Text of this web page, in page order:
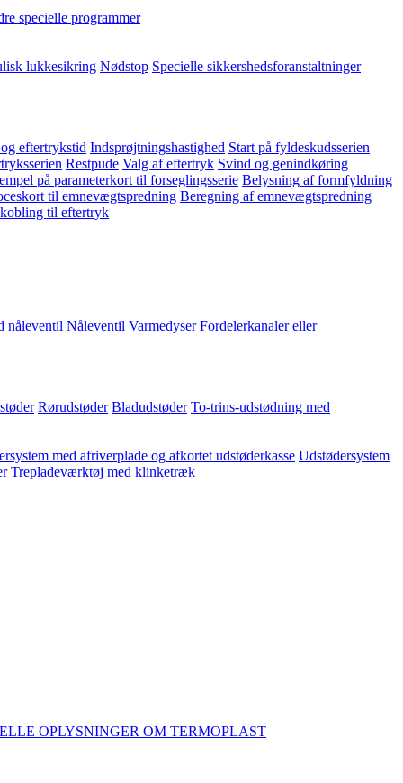
specielle programmer
lukkesikring Nødstop Specielle sikkershedsforanstaltninger
eftertrykstid Indsprøjtningshastighed Start på fyldeskudsserien
Restpude Valg af eftertryk Svind og genindkøring
på parameterkort til forseglingsserie Belysning af formfyldning
til emnevægtspredning Beregning af emnevægtspredning
til eftertryk
nåleventil Nåleventil Varmedyser Fordelerkanaler eller
Rørudstøder Bladudstøder To-trins-udstødning med
med afriverplade og afkortet udstøderkasse Udstødersystem
Trepladeværktøj med klinketræk
OPLYSNINGER OM TERMOPLAST